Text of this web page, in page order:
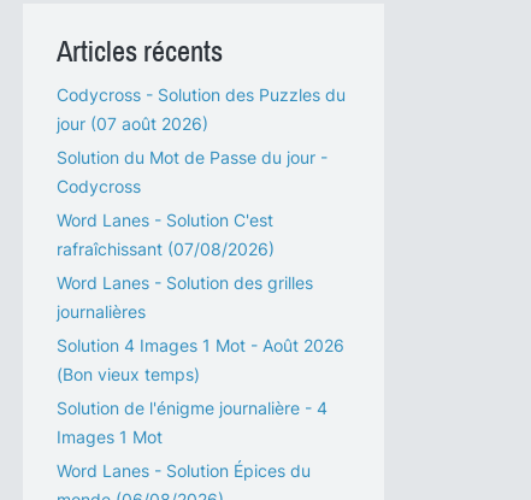
Articles récents
Codycross - Solution des Puzzles du
jour (07 août 2026)
Solution du Mot de Passe du jour -
Codycross
Word Lanes - Solution C'est
rafraîchissant (07/08/2026)
Word Lanes - Solution des grilles
journalières
Solution 4 Images 1 Mot - Août 2026
(Bon vieux temps)
Solution de l'énigme journalière - 4
Images 1 Mot
Word Lanes - Solution Épices du